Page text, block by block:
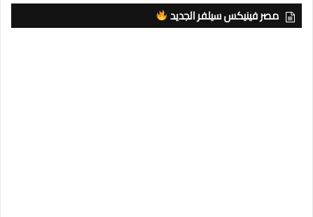
مصر فينيكس سيلفر الجديد